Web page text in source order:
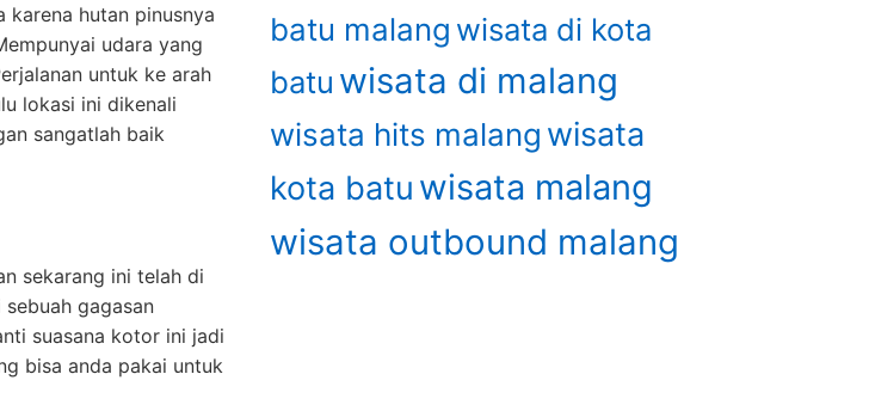
karena hutan pinusnya
udara yang
untuk ke arah
lokasi ini dikenali
sangatlah baik
sekarang ini telah di
gagasan
suasana kotor ini jadi
bisa anda pakai untuk
batu malang wisata di kota
batu wisata di malang
wisata hits malang wisata
kota batu wisata malang
wisata outbound malang